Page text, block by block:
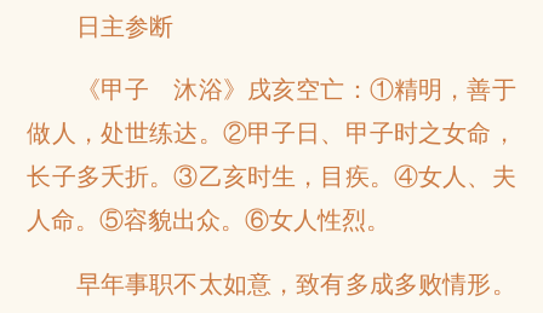
日主参断
《甲子 沐浴》戌亥空亡：①精明，善于
做人，处世练达。②甲子日、甲子时之女命，
长子多夭折。③乙亥时生，目疾。④女人、夫
人命。⑤容貌出众。⑥女人性烈。
早年事职不太如意，致有多成多败情形。